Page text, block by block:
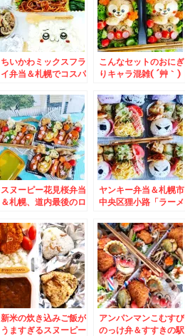
そば」は幌加内そばで
つゆ激うま(*´艸`*)嚥
下食もあり三世代でも
楽しめます。
ちいかわミックスフラ
イ弁当＆札幌でコスパ
なら絶対こちら！「回
転寿司函館漁火」川沿
ソシア店さんの「Aラ
ンチ」は彩り海鮮丼
「タコ吸盤軍艦」「ホ
ッキサラダ軍艦」１０
００円でおつりくるっ
て(@￣□￣@;)！！
こんなセットのおにぎ
りキャラ混雑( ´艸｀)
ち」さんの「豆大福」
と「よもぎ大福」
スヌーピー花見桜弁当
＆札幌、道内最後のロ
ニング
ヤンキー弁当＆札幌市
中央区狸小路「ラーメ
メン山岡家」「煮干し
ラーメン山岡家」ちょ
っと外れて「餃子の山
岡家」山岡家さん三昧
(*´艸`*)
新米の炊き込みご飯が
うますぎるスヌーピー
アンパンマンこむすび
のっけ弁＆すすきの駅